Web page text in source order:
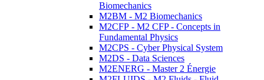
Biomechanics
M2BM - M2 Biomechanics
M2CFP - M2 CFP - Concepts in
Fundamental Physics
M2CPS - Cyber Physical System
M2DS - Data Sciences
M2ENERG - Master 2 Énergie